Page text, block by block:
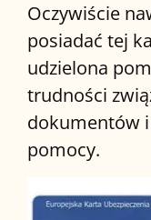
Oczywiście
posiadać tej
udzielona
trudności
dokumentów
pomocy.